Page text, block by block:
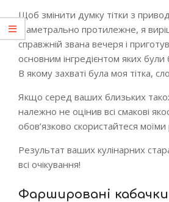
Щоб змінити думку тітки з
діаметрально протилежне, я
справжній звана вечеря і
основним інгредієнтом яких були
В якому захваті була моя тітка,
Якщо серед ваших близьких
належно не оцінив всі смакові
обов’язково скористайтеся
Результат ваших кулінарних
всі очікування!
Фаршировані кабачки